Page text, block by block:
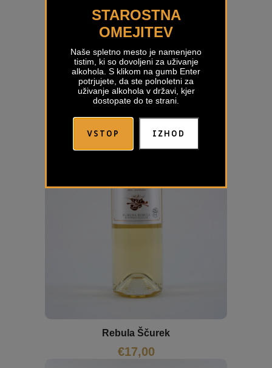
STAROSTNA
OMEJITEV
Naše spletno mesto je namenjeno
tistim, ki so dovoljeni za uživanje
alkohola. S klikom na gumb Enter
potrjujete, da ste polnoletni za
uživanje alkohola v državi, kjer
dostopate do te strani.
VSTOP IZHOD
Moja Rebula Selection Patrick Simčič
€27,00
Rebula Ščurek
€17,00